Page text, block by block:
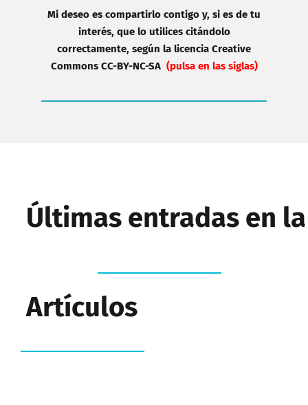
Mi deseo es compartirlo contigo y, si es de tu
interés, que lo utilices citándolo
correctamente, según la licencia Creative
Commons CC-BY-NC-SA(pulsa en las siglas)
Últimas entradas en
Artículos